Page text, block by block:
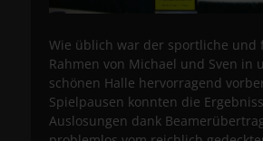
Wie üblich war der sportliche und
Rahmen von Michael und Sven in
schönen Halle hervorragend
Spielpausen konnten die
Auslosungen dank